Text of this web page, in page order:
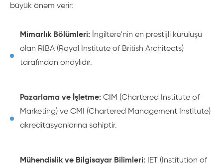
büyük önem verir:
Mimarlık Bölümleri: İngiltere'nin en prestijli kuruluşu
olan RIBA (Royal Institute of British Architects)
tarafından onaylıdır.
Pazarlama ve İşletme: CIM (Chartered Institute of
Marketing) ve CMI (Chartered Management Institute)
akreditasyonlarına sahiptir.
Mühendislik ve Bilgisayar Bilimleri: IET (Institution of